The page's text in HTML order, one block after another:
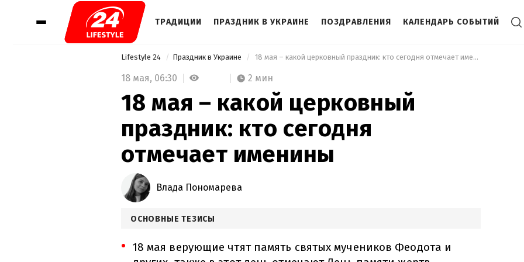
ТРАДИЦИИ ПРАЗДНИК В УКРАИНЕ ПОЗДРАВЛЕНИЯ КАЛЕНДАРЬ СОБЫТИЙ
Lifestyle 24 Праздник в Украине 18 мая – какой церковный праздник: кто сегодня отмечает именины
18 мая, 06:30 2 мин
18 мая – какой церковный
праздник: кто сегодня
отмечает именины
Влада Пономарева
ОСНОВНЫЕ ТЕЗИСЫ
18 мая верующие чтят память святых мучеников Феодота и